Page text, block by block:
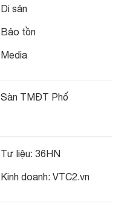
Di sản
Bảo tồn
Media
Sàn TMĐT Phố
Tư liệu: 36HN
Kinh doanh: VTC2.vn